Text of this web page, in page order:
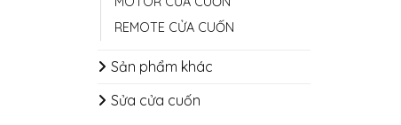
REMOTE CỬA CUỐN
Sản phẩm khác
Sửa cửa cuốn